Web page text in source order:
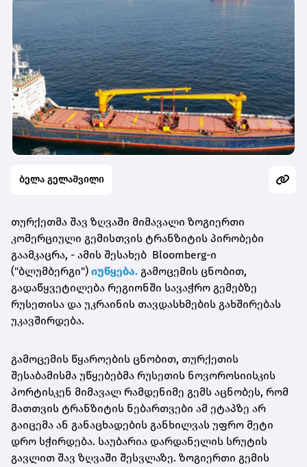
ბელა გელაშვილი
თურქეთმა შავ ზღვაში მიმავალი ზოგიერთი
კომერციული გემისთვის ტრანზიტის პირობები
გაამკაცრა, - ამის შესახებ Bloomberg-ი
("ბლუმბერგი") იუწყება. გამოცემის ცნობით,
გადაწყვეტილება რეგიონში სავაჭრო გემებზე
რუსეთისა და უკრაინის თავდასხმების გახშირებას
უკავშირდება.
გამოცემის წყაროების ცნობით, თურქეთის
შესაბამისმა უწყებებმა რუსეთის ნოვოროსიისკის
პორტისკენ მიმავალ რამდენიმე გემს აცნობეს, რომ
მათთვის ტრანზიტის ნებართვები ამ ეტაპზე არ
გაიცემა ან განაცხადების განხილვას უფრო მეტი
დრო სჭირდება. საუბარია დარდანელის სრუტის
გავლით შავ ზღვაში შესვლაზე. ზოგიერთი გემის